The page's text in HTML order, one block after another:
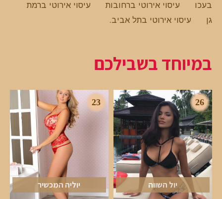
בעכו
עיסוי אירוטי ברחובות
עיסוי אירוטי ברמת
גן
עיסוי אירוטי בתל אביב.
במיוחד בשבילכם
26
יול השווה
23
יוליה המכשיר